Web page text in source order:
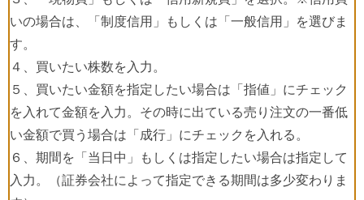
いの場合は、「制度信用」もしくは「一般信用」を選びま
す。
４、買いたい株数を入力。
５、買いたい金額を指定したい場合は「指値」にチェック
を入れて金額を入力。その時に出ている売り注文の一番低
い金額で買う場合は「成行」にチェックを入れる。
６、期間を「当日中」もしくは指定したい場合は指定して
入力。（証券会社によって指定できる期間は多少変わりま